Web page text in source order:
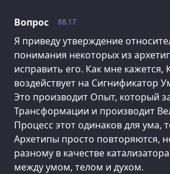
88.17
Вопрос
Я приведу утверждение
понимания некоторых из
исправить его. Как мне кажется,
воздействует на Сигнификатор
Это производит Опыт, который
Трансформации и производит
Процесс этот одинаков для ума,
Архетипы просто повторяются,
разному в качестве
между умом, телом и духом.